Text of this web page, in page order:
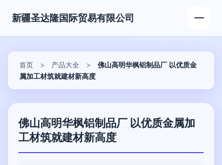
新疆圣达隆国际贸易有限公司
首页 > 产品大全 >
佛山高明华枫铝制品厂 以优质金
属加工材筑就建材新高度
佛山高明华枫铝制品厂 以优质金属加
工材筑就建材新高度